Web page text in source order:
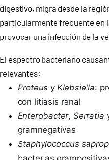
digestivo, migra desde la
particularmente frecuente en
provocar una infección de la
El espectro bacteriano
relevantes:
Proteus y Klebsiella:
con litiasis renal
Enterobacter, Serratia
gramnegativas
Staphylococcus